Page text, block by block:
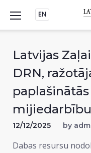
content
EN
Latvijas
DRN,
mijiedarbību
12/12/2025 by
Dabas resursu